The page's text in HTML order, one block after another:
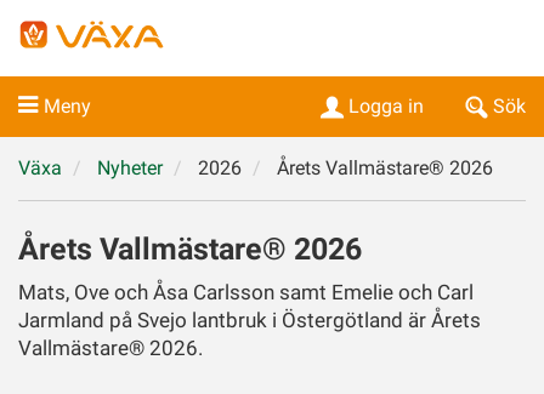
Meny Sök
Logga in
Växa Nyheter 2026 Årets Vallmästare® 2026
Årets Vallmästare® 2026
Mats, Ove och Åsa Carlsson samt Emelie och Carl
Jarmland på Svejo lantbruk i Östergötland är Årets
Vallmästare® 2026.